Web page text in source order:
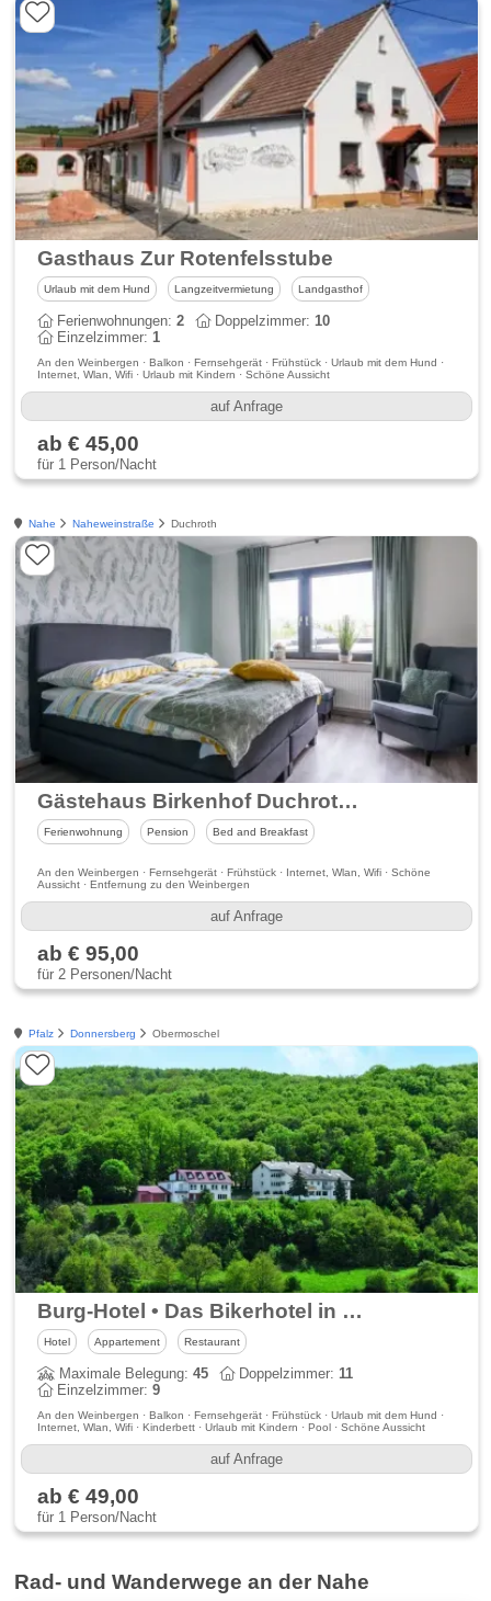
Gasthaus Zur Rotenfelsstube
Urlaub mit dem Hund Langzeitvermietung Landgasthof
Ferienwohnungen:2 Doppelzimmer:10
Einzelzimmer:1
An den Weinbergen · Balkon · Fernsehgerät · Frühstück · Urlaub mit dem Hund ·
Internet, Wlan, Wifi · Urlaub mit Kindern · Schöne Aussicht
auf Anfrage
ab € 45,00
für 1 Person/Nacht
Nahe Naheweinstraße Duchroth
Gästehaus Birkenhof Duchroth & Camping Nahetal Oberhausen
Ferienwohnung Pension Bed and Breakfast
An den Weinbergen · Fernsehgerät · Frühstück · Internet, Wlan, Wifi · Schöne
Aussicht · Entfernung zu den Weinbergen
auf Anfrage
ab € 95,00
für 2 Personen/Nacht
Pfalz Donnersberg Obermoschel
Burg-Hotel • Das Bikerhotel in der Nordpfalz
Hotel Appartement Restaurant
Maximale Belegung:45 Doppelzimmer:11
Einzelzimmer:9
An den Weinbergen · Balkon · Fernsehgerät · Frühstück · Urlaub mit dem Hund ·
Internet, Wlan, Wifi · Kinderbett · Urlaub mit Kindern · Pool · Schöne Aussicht
auf Anfrage
ab € 49,00
für 1 Person/Nacht
Rad- und Wanderwege an der Nahe